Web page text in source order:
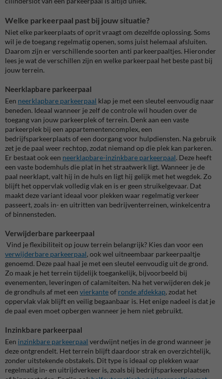
Welke parkeerpaal past bij jouw situatie?
Niet elke parkeerplaats of oprit vraagt om dezelfde oplossing. Soms
wil je de toegang regelmatig openen, soms juist helemaal afsluiten.
Daarom zijn er verschillende soorten anti parkeerpaaltjes. Hieronder
lees je wat de verschillen zijn en welke parkeerpaal het beste past bij
jouw terrein.
Neerklapbare parkeerpaal
Een neerklapbare parkeerpaal klap je met een sleutel eenvoudig naar
beneden. Ideaal wanneer je zelf de controle wil houden over de
toegang van jouw parkeerplek of terrein. Denk aan een vaste
parkeerplek bij een appartementencomplex, een
bedrijfsparkeerplaats of een doorgang voor hulpdiensten. Na gebruik
zet je de paal weer rechtop, zodat niemand op die plek kan parkeren.
Er bestaat ook een neerklapbare-inzinkbare parkeerpaal. Deze heeft
een vaste bodemhuls die plat in het straatwerk ligt. Wanneer je de
paal neerklapt, valt hij in de huls en ligt hij gelijk met het wegdek. Zo
blijft het oppervlak volledig vlak en is er geen struikelgevaar. Dat
maakt deze variant ideaal voor plekken waar regelmatig verkeer
passeert, zoals in- en uitritten van bedrijventerreinen, winkelcentra
of binnensteden.
Verwijderbare parkeerpaal
Vind je flexibiliteit op jouw terrein belangrijk? Kies dan voor een
verwijderbare parkeerpaal, ook wel uitneembaar parkeerpaaltje
genoemd. Deze paal haal je met een sleutel eenvoudig uit de grond.
Zo maak je het terrein tijdelijk toegankelijk, bijvoorbeeld bij
evenementen, leveringen of calamiteiten. Na het verwijderen dek je
de grondhuls af met een vierkanteof ronde afdekkap, zodat het
oppervlak vlak blijft en veilig begaanbaar is. Het enige nadeel is dat je
de paal even moet opbergen wanneer je hem niet gebruikt.
Inzinkbare parkeerpaal
Een inzinkbare parkeerpaal verdwijnt netjes in de grond wanneer je
deze ontgrendelt. Het terrein blijft daardoor strak en overzichtelijk,
zonder uitstekende obstakels. Dit type is ideaal op plekken waar
regelmatig in- en uitrijdverkeer is, zoals bij bedrijfsparkeerplaatsen